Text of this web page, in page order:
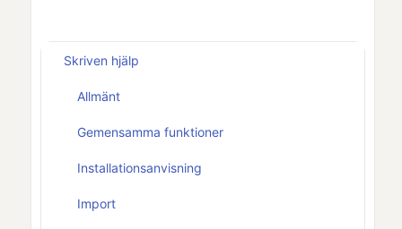
Skriven hjälp
Allmänt
Gemensamma funktioner
Installationsanvisning
Import